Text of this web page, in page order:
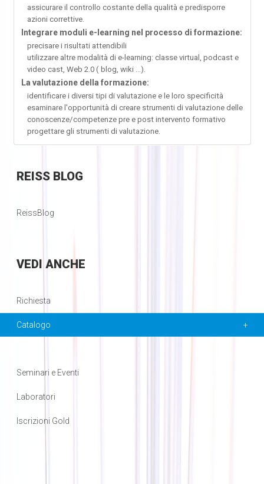
assicurare il controllo costante della qualità e predisporre
azioni correttive.
Integrare moduli e-learning nel processo di formazione:
precisare i risultati attendibili
utilizzare altre modalità di e-learning: classe virtual, podcast e
video cast, Web 2.0 ( blog, wiki ...).
La valutazione della formazione:
identificare i diversi tipi di valutazione e le loro specificità
esaminare l'opportunità di creare strumenti di valutazione delle
conoscenze/competenze pre e post intervento formativo
progettare gli strumenti di valutazione.
REISSBLOG
ReissBlog
VEDI ANCHE
Richiesta
Catalogo
Seminari e Eventi
Laboratori
Iscrizioni Gold